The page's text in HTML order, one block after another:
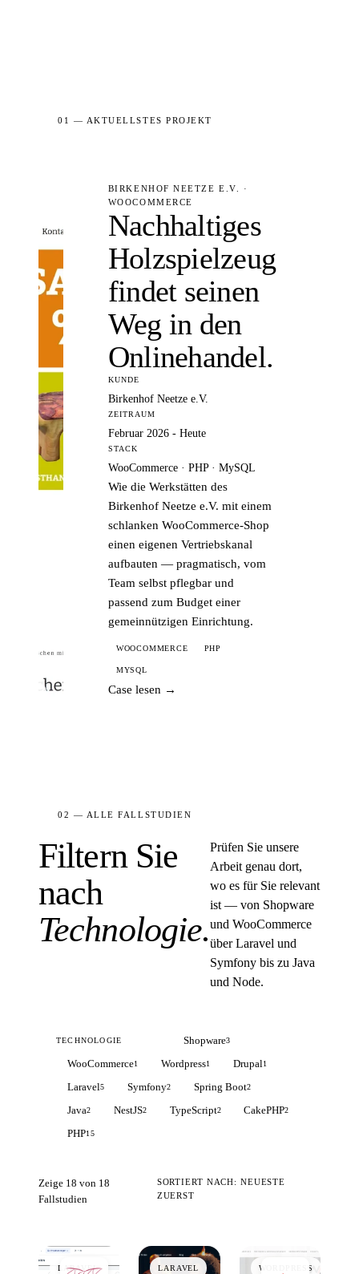
01 — AKTUELLSTES PROJEKT
BIRKENHOF NEETZE E.V. ·
WOOCOMMERCE
Nachhaltiges
Holzspielzeug
findet seinen
Weg in den
Onlinehandel.
KUNDE
Birkenhof Neetze e.V.
ZEITRAUM
Februar 2026 - Heute
STACK
WooCommerce · PHP · MySQL
Wie die Werkstätten des
Birkenhof Neetze e.V. mit einem
schlanken WooCommerce-Shop
einen eigenen Vertriebskanal
aufbauten — pragmatisch, vom
Team selbst pflegbar und
passend zum Budget einer
gemeinnützigen Einrichtung.
WOOCOMMERCE PHP
MYSQL
Case lesen →
02 — ALLE FALLSTUDIEN
Filtern Sie
nach
Technologie.
Prüfen Sie unsere
Arbeit genau dort,
wo es für Sie relevant
ist — von Shopware
und WooCommerce
über Laravel und
Symfony bis zu Java
und Node.
TECHNOLOGIE Shopware3
WooCommerce1 Wordpress1 Drupal1
Laravel5 Symfony2 Spring Boot2
Java2 NestJS2 TypeScript2 CakePHP2
PHP15
Zeige 18 von 18
Fallstudien
SORTIERT NACH: NEUESTE
ZUERST
LARAVEL LARAVEL WORDPRESS